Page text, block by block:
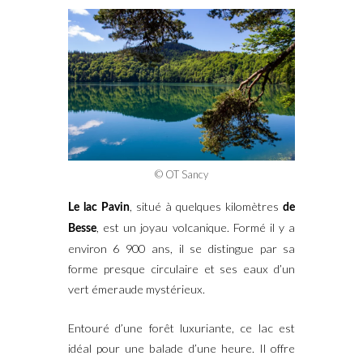
© OT Sancy
Le lac Pavin, situé à quelques kilomètresde
Besse, est un joyau volcanique. Formé il y a
environ 6 900 ans, il se distingue par sa
forme presque circulaire et ses eaux d’un
vert émeraude mystérieux.
Entouré d’une forêt luxuriante, ce lac est
idéal pour une balade d’une heure. Il offre